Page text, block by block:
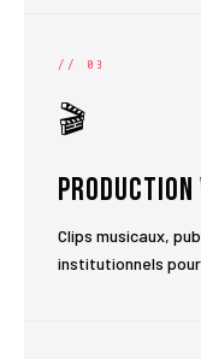
// 03
🎬
Production
Clips musicaux,
institutionnels